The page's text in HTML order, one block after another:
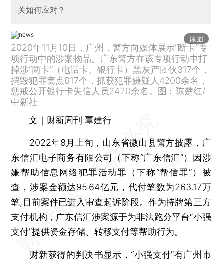
关如何应对？
原图
2020年11月10日，广州，警方向媒体展示“断卡”专
项行动中的涉案物品。广东警方在该专项行动中打
掉涉“两卡”（电话卡、银行卡）黑灰产团伙317个，
捣毁犯罪窝点617个，抓获犯罪嫌疑人4200余名，
惩戒公开银行卡失信人员2420余名。图：陈楚红/
中新社
文｜财新周刊 覃建行
2022年8月上旬，山东省微山县警方披露， 广
东信汇电子商务有限公司
（下称“广东信汇”）因涉
嫌帮助信息网络犯罪活动罪（下称“帮信罪”）被
查，涉案金额达95.64亿元，代付笔数为263.17万
笔,目前案件已进入审查起诉阶段。作为持牌第三方
支付机构，广东信汇涉案源于为非法跑分平台“小强
支付”提供资金存储、转移支付等帮助行为。
财新获得的判决书显示，“小强支付”有广州市